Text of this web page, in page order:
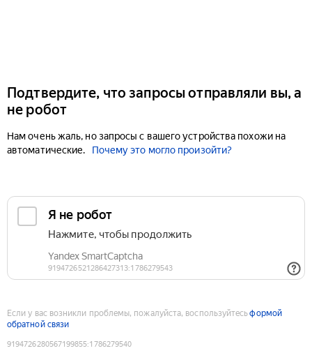
Подтвердите, что запросы отправляли вы, а
не робот
Нам очень жаль, но запросы с вашего устройства похожи на
автоматические.
Почему это могло произойти?
Если у вас возникли проблемы, пожалуйста, воспользуйтесьформой
обратной связи
9194726280567199855:1786279540